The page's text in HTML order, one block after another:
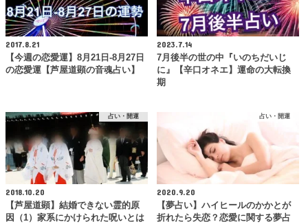
2017.8.21
【今週の恋愛運】8月21日-8月27日
の恋愛運【芦屋道顕の音魂占い】
2023.7.14
7月後半の世の中『いのちだいじ
に』【辛口オネエ】運命の大転換
期
占い・開運
2018.10.20
【芦屋道顕】結婚できない霊的原
因（1）家系にかけられた呪いとは
占い・開運
2020.9.20
【夢占い】ハイヒールのかかとが
折れたら失恋？恋愛に関する夢占